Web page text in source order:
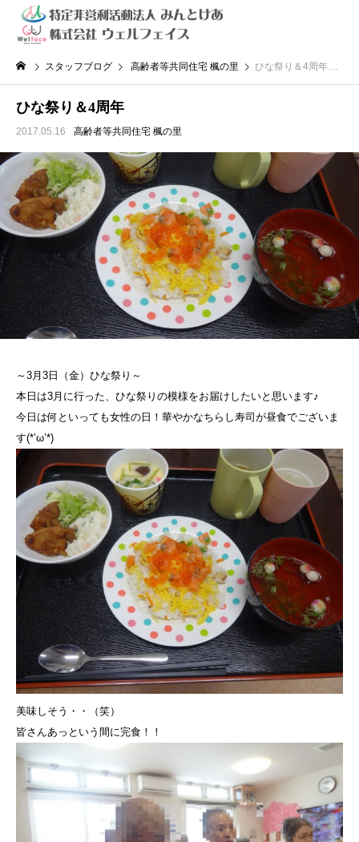
スタッフブログ 高齢者等共同住宅 楓の里 ひな祭り＆4周年
ひな祭り＆4周年
2017.05.16 高齢者等共同住宅 楓の里
～3月3日（金）ひな祭り～
本日は3月に行った、ひな祭りの模様をお届けしたいと思います♪
今日は何といっても女性の日！華やかなちらし寿司が昼食でございま
す(*’ω’*)
美味しそう・・（笑）
皆さんあっという間に完食！！